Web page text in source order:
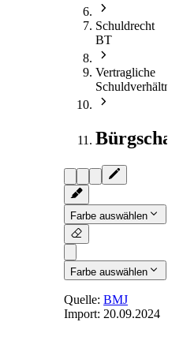
Schuldrecht
BT
Vertragliche
Schuldverhältnisse
Bürgschaft
Farbe auswählen
Farbe auswählen
Quelle:BMJ
Import: 20.09.2024